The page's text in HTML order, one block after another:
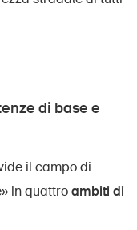
di base e
il campo di
in quattroambiti di